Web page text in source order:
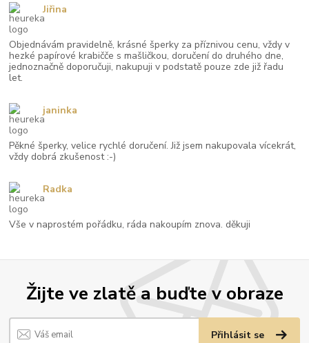
Žijte ve zlatě a buďte v obraze
Přihlásit se
Objednávám pravidelně, krásné šperky za příznivou cenu, vždy v
hezké papírové krabičče s mašličkou, doručení do druhého dne,
jednoznačně doporučuji, nakupuji v podstatě pouze zde již řadu
let.
Jiřina
Pěkné šperky, velice rychlé doručení. Již jsem nakupovala vícekrát,
vždy dobrá zkušenost :-)
janinka
Vše v naprostém pořádku, ráda nakoupím znova. děkuji
Radka